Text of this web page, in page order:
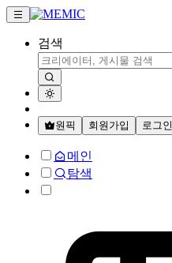
검색
원픽 회원가입 로그인
메인
탐색